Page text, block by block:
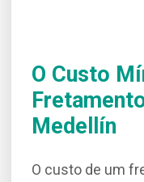
O Custo
Medellín
O custo de um